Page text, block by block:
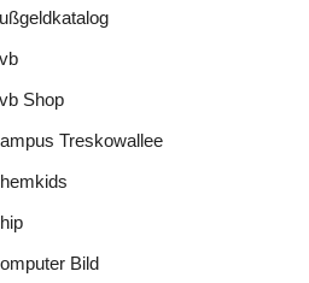
Shop
Treskowallee
Bild